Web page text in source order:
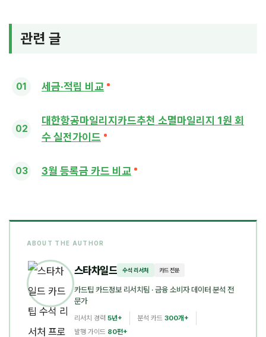
관련 글
세금·적립 비교
대한항공마일리지카드추천 소멸마일리지 1원 회
수 실전가이드
3월 등록금 카드 비교
ABOUT THE AUTHOR
스타차일드 수석 리서처 카드 전문
카드팁 카드정보 리서치팀 · 금융 소비자 데이터 분석 전
문가
리서치 경력 5년+ 분석 카드 300개+
발행 가이드 80편+